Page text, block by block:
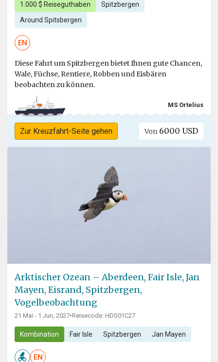
1.000 $ Reiseguthaben Spitzbergen
Around Spitsbergen
EN
Diese Fahrt um Spitzbergen bietet Ihnen gute Chancen,
Wale, Füchse, Rentiere, Robben und Eisbären
beobachten zu können.
MS Ortelius
Zur Kreuzfahrt-Seite gehen Von 6000 USD
Arktischer Ozean – Aberdeen, Fair Isle, Jan
Mayen, Eisrand, Spitzbergen,
Vogelbeobachtung
21 Mai - 1 Jun, 2027•Reisecode: HDS01C27
Kombination Fair Isle Spitzbergen Jan Mayen
EN